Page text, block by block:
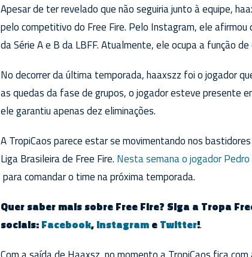
Apesar de ter revelado que não seguiria junto à equipe,
pelo competitivo do Free Fire. Pelo Instagram, ele
da Série A e B da LBFF. Atualmente, ele ocupa a função
No decorrer da última temporada, haaxszz foi o jogador
as quedas da fase de grupos, o jogador esteve presente
ele garantiu apenas dez eliminações.
A TropiCaos parece estar se movimentando nos
Liga Brasileira de Free Fire. Nesta semana o jogador Pedro
para comandar o time na próxima temporada.
Quer saber mais sobre Free Fire? Siga a Tropa
sociais:Facebook,InstagrameTwitter!.